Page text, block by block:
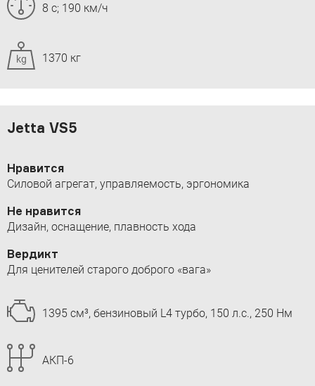
8 с; 190 км/ч
kg 1370 кг
Jetta VS5
Нравится
Силовой агрегат, управляемость, эргономика
Не нравится
Дизайн, оснащение, плавность хода
Вердикт
Для ценителей старого доброго «вага»
1395 см³, бензиновый L4 турбо, 150 л.с., 250 Нм
АКП-6